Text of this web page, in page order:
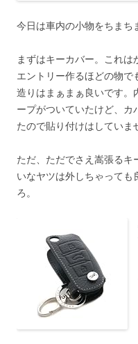
今日は車内の小物をちまち
まずはキーカバー。これ
エントリー作るほどの物で
造りはまぁまぁ良いです。
ープがついていたけど、カ
たので貼り付けはしていま
ただ、ただでさえ嵩張るキ
いなヤツは外しちゃっても
ろ。